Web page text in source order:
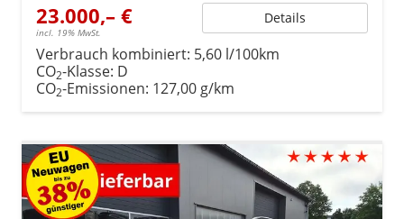
23.000,– €
incl. 19% MwSt.
Details
Verbrauch kombiniert: 5,60 l/100km
CO2-Klasse: D
CO2-Emissionen: 127,00 g/km